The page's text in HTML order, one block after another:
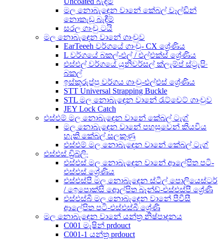
මල නොබැඳෙන වානේ කේබල් වෑල්ඩින්
නොකැඩූ බැඳීම්
සරල ගාංචු ටයි
මල නොබැඳෙන වානේ ගාංචුව
EarTeeeh වර්ගයේ ගාංචු- CX ශ්‍රේණිය
L වර්ගයේ බකල්-එල් / එල්එක්ස් ශ්‍රේණිය
එස්එල් වර්ගයේ යුනිවර්සල් ක්ලැම්ප් ස්ට්‍රැපිං
බකල්
ඉස්කුරුප්පු වර්ගය ගාංචු-එල්එස් ශ්‍රේණිය
STT Universal Strapping Buckle
STL මල නොබැඳෙන වානේ රැට්චෙට් ගාංචුව
JEY Lock Catch
එස්එම් මල නොබැඳෙන වානේ කේබල් ටැග්
මල නොබැඳෙන වානේ පහසුවෙන් කියවිය
හැකි කේබල් සලකුණු
එස්එම් මල නොබැඳෙන වානේ කේබල් ටැග්
එස්එස් ඩ්‍රිබ්ලිං
එස්එස් මල නොබැඳෙන වානේ ආලේපිත පටි-
එස්එස් ශ්‍රේණිය
එස්එස්පී මල නොබැඳෙන ස්ටීල් පොලියෙස්ටර්
/ ඉෙපොක්සි ආෙල්පිත බෑන්ඩ්-එස්එස්පී ශ්‍රේණි
එස්එස්බී මල නොබැඳෙන වානේ පීවීසී
ආලේපිත පටි-එස්එස්බී ශ්‍රේණි
මල නොබැඳෙන වානේ යන්ත්‍ර නිෂ්පාදනය
C001 මැෂින් prdouct
C001-1 යන්ත්‍ර prdouct